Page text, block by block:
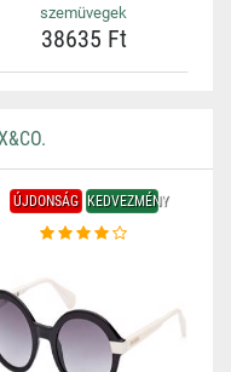
szemüvegek
38635 Ft
ÚJDONSÁG KEDVEZMÉNY